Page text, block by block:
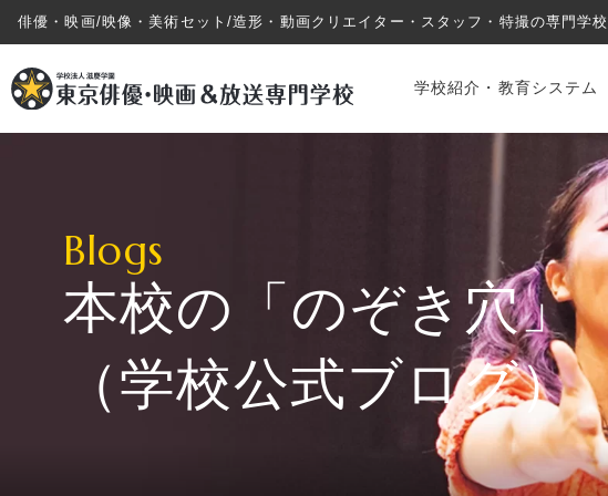
俳優・映画/映像・美術セット/造形・動画クリエイター・スタッフ・特撮の専門学校
学校紹介・教育システム
専攻・コース紹介
Blogs
本校の「のぞき穴」
（学校公式ブログ）